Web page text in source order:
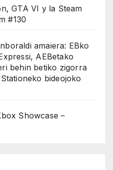
GTA VI y la Steam
#130
amaiera: EBko
AEBetako
behin betiko zigorra
bideojoko
Showcase –